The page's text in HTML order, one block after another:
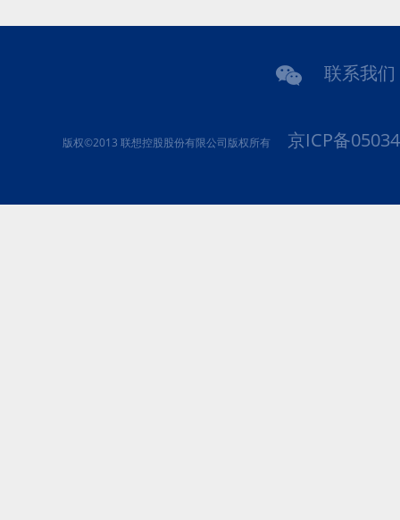
联系我们
版权©2013 联想控股股份有限公司版权所有 京ICP备